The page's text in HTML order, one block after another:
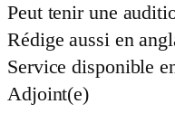
Peut tenir une
Rédige aussi en
Service disponible
Adjoint(e)